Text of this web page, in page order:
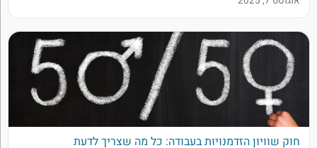
חוק שוויון הזדמנויות בעבודה: כל מה שצריך לדעת